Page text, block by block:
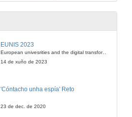
10 de xul. de 2019
EUNIS 2023
European univesrities and the digital transformation: challenges and opportunities ahead
14 de xuño de 2023
'Cóntacho unha espía' Reto
23 de dec. de 2020